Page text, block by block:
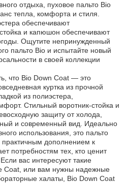
отдыха, пуховое пальто Bio
тепла, комфорта и стиля.
обеспечивают
и капюшон обеспечивают
Ощутите непринужденный
пальто Bio и испытайте новый
в своей коллекции
что Bio Down Coat — это
куртка из прочной
из полиэстера,
Стильный воротник-стойка и
защиту от холода,
и современный вид. Идеально
использования, это пальто
дополнением к
потребностям тех, кто ценит
вас интересуют такие
Coat, или вам нужны надежные
халаты, Bio Down Coat